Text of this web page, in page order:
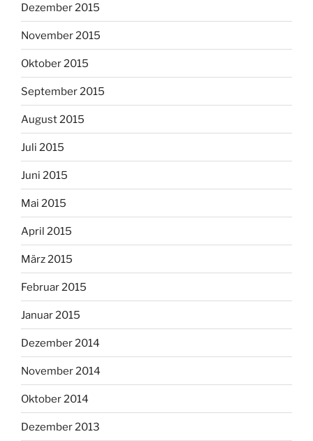
Dezember 2015
November 2015
Oktober 2015
September 2015
August 2015
Juli 2015
Juni 2015
Mai 2015
April 2015
März 2015
Februar 2015
Januar 2015
Dezember 2014
November 2014
Oktober 2014
Dezember 2013